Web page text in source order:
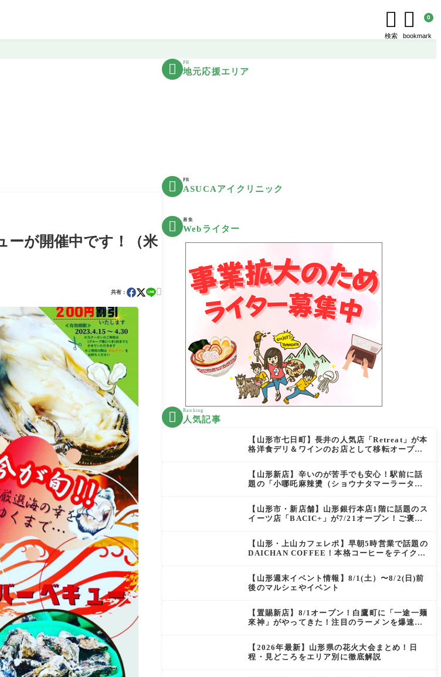

検索
 0
bookmark
ーが開催中です！（米
共有： 
 PR
地元応援エリア
 PR
ASUCAアイクリニック
 募集
Webライター
 Ranking
人気記事
【山形市七日町】長井の人気店「Retreat」が本
格洋食デリ＆ワインのお店として移転オープン
【山形新店】辛いのが苦手でも安心！駅前に話
題の「小哪吒麻辣燙（ショウナタマーラータ
【山形市・新店舗】山形銀行本店1階に話題のス
イーツ店「BACIC+」が7/21オープン！ご褒美
【山形・上山カフェレポ】早朝5時営業で話題の
DAICHAN COFFEE！本格コーヒーをテイクア
【山形週末イベント情報】8/1(土）〜8/2(日)前
後のマルシェやイベント
【置賜新店】8/1オープン！白鷹町に「一途一麺
來神」がやってきた！注目のラーメンを爆速実
【2026年最新】山形県の花火大会まとめ！日
程・見どころをエリア別に徹底解説